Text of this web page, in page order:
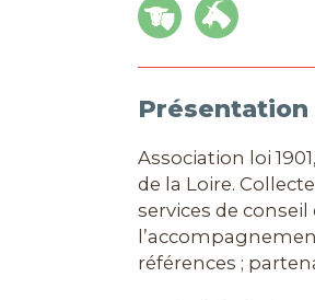
Présentation
Association loi
de la Loire.
services de
références ;